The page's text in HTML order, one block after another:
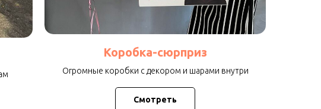
Коробка-сюрприз
Огромные коробки с декором и шарами внутри
Смотреть